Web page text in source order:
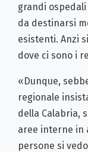
grandi
da destinarsi
esistenti. Anzi
dove ci sono i
«Dunque,
regionale
della Calabria,
aree interne in
persone si